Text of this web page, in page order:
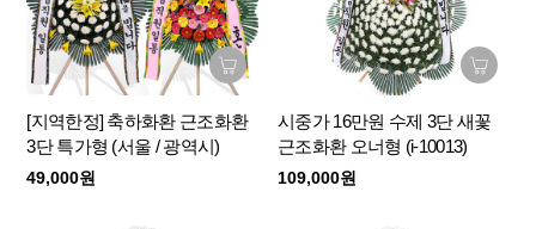
[지역한정] 축하화환 근조화환
3단 특가형 (서울 / 광역시)
49,000원
시중가 16만원 수제 3단 새꽃
근조화환 오너형 (i-10013)
109,000원